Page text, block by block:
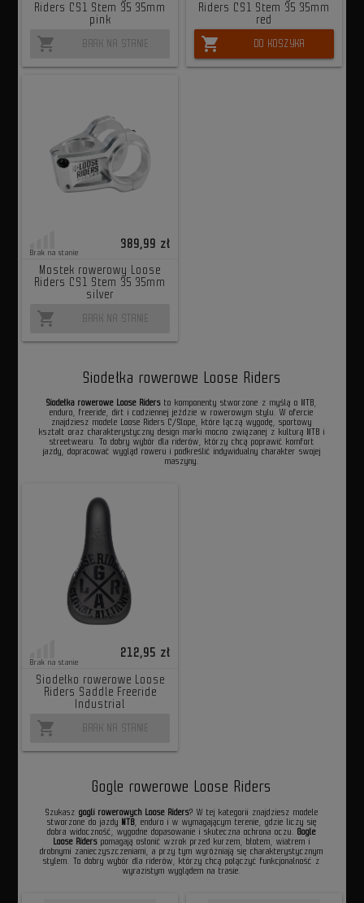
Riders CS1 Stem 35 35mm
pink
shopping_cart BRAK NA STANIE
Riders CS1 Stem 35 35mm
red
shopping_cart DO KOSZYKA
Brak na stanie
389,99 zł
Mostek rowerowy Loose
Riders CS1 Stem 35 35mm
silver
shopping_cart BRAK NA STANIE
Siodełka rowerowe Loose Riders
Siodełka rowerowe Loose Riders to komponenty stworzone z myślą o MTB,
enduro, freeride, dirt i codziennej jeździe w rowerowym stylu. W ofercie
znajdziesz modele Loose Riders C/Slope, które łączą wygodę, sportowy
kształt oraz charakterystyczny design marki mocno związanej z kulturą MTB i
streetwearu. To dobry wybór dla riderów, którzy chcą poprawić komfort
jazdy, dopracować wygląd roweru i podkreślić indywidualny charakter swojej
maszyny.
Brak na stanie
212,95 zł
Siodełko rowerowe Loose
Riders Saddle Freeride
Industrial
shopping_cart BRAK NA STANIE
Gogle rowerowe Loose Riders
Szukasz gogli rowerowych Loose Riders? W tej kategorii znajdziesz modele
stworzone do jazdy MTB, enduro i w wymagającym terenie, gdzie liczy się
dobra widoczność, wygodne dopasowanie i skuteczna ochrona oczu. Gogle
Loose Riderspomagają osłonić wzrok przed kurzem, błotem, wiatrem i
drobnymi zanieczyszczeniami, a przy tym wyróżniają się charakterystycznym
stylem. To dobry wybór dla riderów, którzy chcą połączyć funkcjonalność z
wyrazistym wyglądem na trasie.